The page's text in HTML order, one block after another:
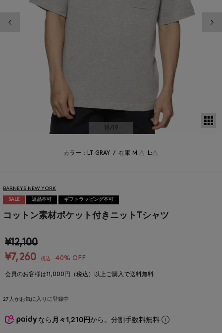
18/19
カラー：LT GRAY / 在庫 M:△ L:△
BARNEYS NEW YORK
SALE 返品不可 ギフトラッピング不可
コットン素材ポケット付きニットTシャツ
¥12,100
¥7,260
税込 40% OFF
会員のお客様は11,000円（税込）以上ご購入で送料無料
27 人がお気に入りに登録中
なら 月々1,210円から。分割手数料無料